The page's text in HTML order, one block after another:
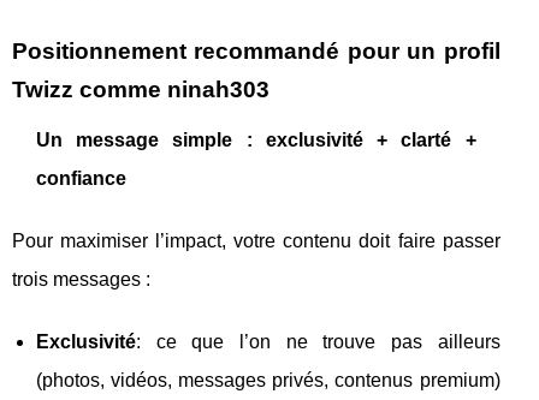
Positionnement recommandé pour un profil
Twizz comme ninah303
Un message simple : exclusivité + clarté +
confiance
Pour maximiser l’impact, votre contenu doit faire passer
trois messages :
Exclusivité: ce que l’on ne trouve pas ailleurs
(photos, vidéos, messages privés, contenus premium)